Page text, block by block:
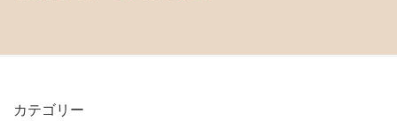
カテゴリー